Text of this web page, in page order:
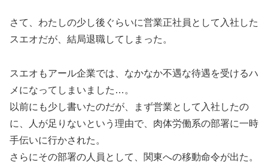
さて、わたしの少し後ぐらいに営業正社員として入社した
スエオだが、結局退職してしまった。
スエオもアール企業では、なかなか不遇な待遇を受けるハ
メになってしまいました…。
以前にも少し書いたのだが、まず営業として入社したの
に、人が足りないという理由で、肉体労働系の部署に一時
手伝いに行かされた。
さらにその部署の人員として、関東への移動命令が出た。